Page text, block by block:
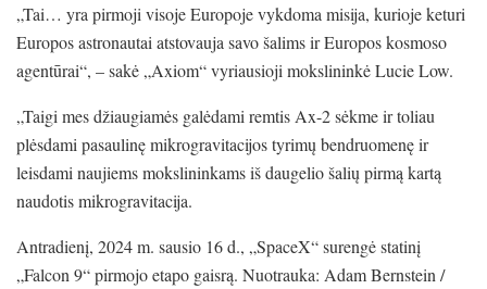
„Tai… yra pirmoji visoje Europoje vykdoma misija, kurioje keturi
Europos astronautai atstovauja savo šalims ir Europos kosmoso
agentūrai“, – sakė „Axiom“ vyriausioji mokslininkė Lucie Low.
„Taigi mes džiaugiamės galėdami remtis Ax-2 sėkme ir toliau
plėsdami pasaulinę mikrogravitacijos tyrimų bendruomenę ir
leisdami naujiems mokslininkams iš daugelio šalių pirmą kartą
naudotis mikrogravitacija.
Antradienį, 2024 m. sausio 16 d., „SpaceX“ surengė statinį
„Falcon 9“ pirmojo etapo gaisrą. Nuotrauka: Adam Bernstein /